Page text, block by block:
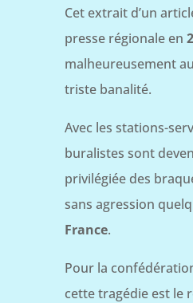
Cet extrait d’un
presse régionale en
malheureusement
triste banalité.
Avec les stations-
buralistes sont
privilégiée des
sans agression
France.
Pour la
cette tragédie est le